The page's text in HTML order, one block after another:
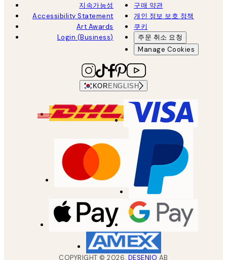
지속가능성
Accessibility Statement
Art Awards
Login (Business)
구매 약관
개인 정보 보호 정책
쿠키
주문 취소 요청
Manage Cookies
KOR ENGLISH
COPYRIGHT ©2026, DESENIO AB